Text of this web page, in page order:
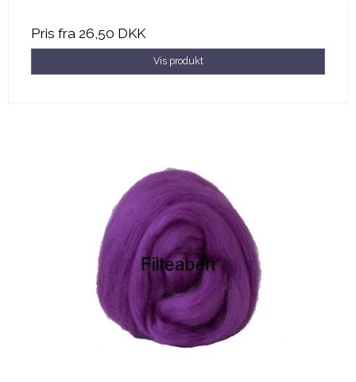
Pris fra 26,50 DKK
Vis produkt